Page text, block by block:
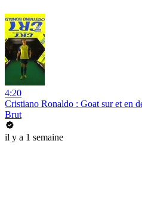
4:20
Cristiano Ronaldo : Goat sur et en
Brut
il y a 1 semaine